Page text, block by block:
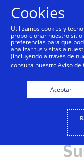
Un
Visa se
Lograr
Cero
Cookies
Utilizamos cookies y
proporcionar nuestro
preferencias para que
analizar tus visitas a
(incluyendo a través de
consulta nuestroAviso de
Aceptar